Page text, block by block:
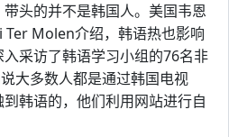
头的并不是韩国人。美国韦恩
Molen介绍，韩语热也影响
采访了韩语学习小组的76名非
大多数人都是通过韩国电视
韩语的，他们利用网站进行自